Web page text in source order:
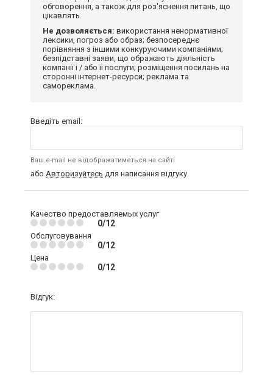
обговорення, а також для роз'яснення питань, що
цікавлять.
Не дозволяється: використання ненормативної
лексики, погроз або образ; безпосереднє
порівняння з іншими конкуруючими компаніями;
безпідставні заяви, що ображають діяльність
компанії і / або її послуги; розміщення посилань на
сторонні інтернет-ресурси; реклама та
самореклама.
Введіть email:
Ваш e-mail не відображатиметься на сайті
або Авторизуйтесь для написання відгуку
Качество предоставляемых услуг
0/12
Обслуговування
0/12
Цена
0/12
Відгук: